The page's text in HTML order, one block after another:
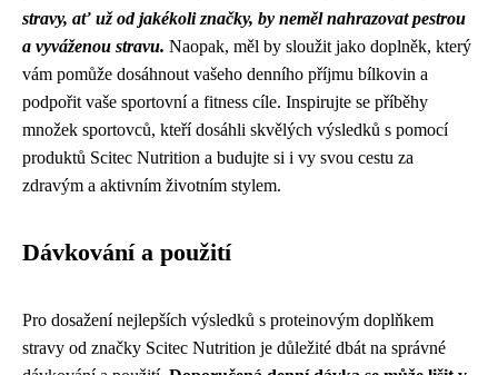
stravy, ať už od jakékoli značky, by neměl nahrazovat pestrou
a vyváženou stravu. Naopak, měl by sloužit jako doplněk, který
vám pomůže dosáhnout vašeho denního příjmu bílkovin a
podpořit vaše sportovní a fitness cíle. Inspirujte se příběhy
množek sportovců, kteří dosáhli skvělých výsledků s pomocí
produktů Scitec Nutrition a budujte si i vy svou cestu za
zdravým a aktivním životním stylem.
Dávkování a použití
Pro dosažení nejlepších výsledků s proteinovým doplňkem
stravy od značky Scitec Nutrition je důležité dbát na správné